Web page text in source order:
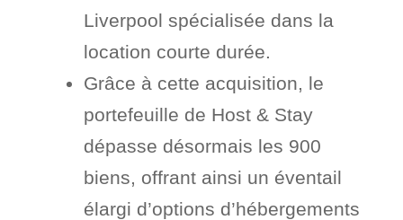
Liverpool spécialisée dans la
location courte durée.
Grâce à cette acquisition, le
portefeuille de Host & Stay
dépasse désormais les 900
biens, offrant ainsi un éventail
élargi d’options d’hébergements